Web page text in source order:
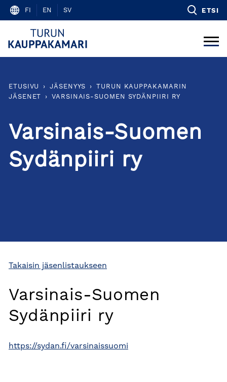
Skip
content
FI EN SV ETSI
ETUSIVU › JÄSENYYS ›
TURUN KAUPPAKAMARIN
JÄSENET
› VARSINAIS-SUOMEN SYDÄNPIIRI RY
Varsinais-Suomen
Sydänpiiri ry
Takaisin jäsenlistaukseen
Varsinais-Suomen
Sydänpiiri ry
https://sydan.fi/varsinaissuomi